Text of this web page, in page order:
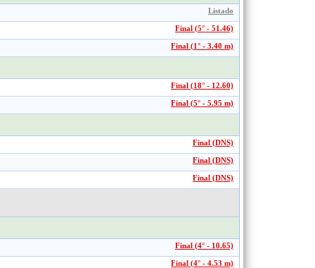
Listado
Final (5° - 51.46)
Final (1° - 3.40 m)
Final (18° - 12.60)
Final (5° - 5.95 m)
Final (DNS)
Final (DNS)
Final (DNS)
Final (4° - 10.65)
Final (4° - 4.53 m)